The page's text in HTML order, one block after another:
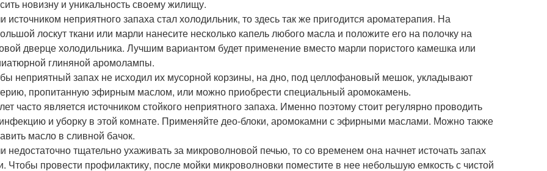
новизну и уникальность своему жилищу.
источником неприятного запаха стал холодильник, то здесь так же пригодится ароматерапия. На
лоскут ткани или марли нанесите несколько капель любого масла и положите его на полочку на
дверце холодильника. Лучшим вариантом будет применение вместо марли пористого камешка или
глиняной аромолампы.
неприятный запах не исходил их мусорной корзины, на дно, под целлофановый мешок, укладывают
пропитанную эфирным маслом, или можно приобрести специальный аромокамень.
часто является источником стойкого неприятного запаха. Именно поэтому стоит регулярно проводить
и уборку в этой комнате. Применяйте део-блоки, аромокамни с эфирными маслами. Можно также
масло в сливной бачок.
недостаточно тщательно ухаживать за микроволновой печью, то со временем она начнет источать запах
Чтобы провести профилактику, после мойки микроволновки поместите в нее небольшую емкость с чистой